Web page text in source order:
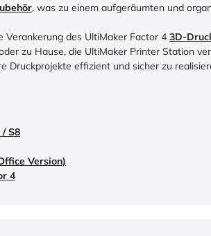
, was zu einem aufgeräumten und
Verankerung des UltiMaker Factor 4 3D-
zu Hause, die UltiMaker Printer Station
Druckprojekte effizient und sicher zu
S8
Version)
4